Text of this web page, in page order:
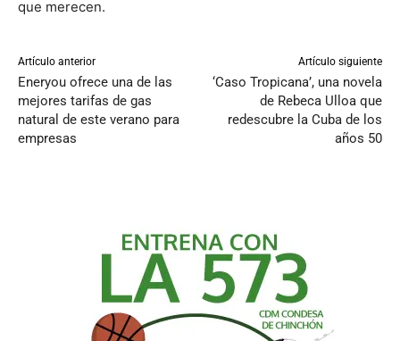
que merecen.
Artículo anterior
Eneryou ofrece una de las
mejores tarifas de gas
natural de este verano para
empresas
Artículo siguiente
‘Caso Tropicana’, una novela
de Rebeca Ulloa que
redescubre la Cuba de los
años 50